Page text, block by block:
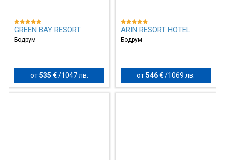
GREEN BAY RESORT
Бодрум
от535 € / 1047 лв.
ARIN RESORT HOTEL
Бодрум
от546 €/ 1069 лв.